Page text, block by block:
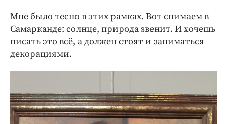
Мне было тесно в этих рамках. Вот снимаем в
Самарканде: солнце, природа звенит. И хочешь
писать это всё, а должен стоят и заниматься
декорациями.